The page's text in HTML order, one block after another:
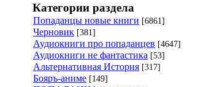
Категории раздела
Попаданцы новые книги [6861]
Черновик [381]
Аудиокниги про попаданцев [4647]
Аудиокниги не фантастика [53]
Альтернативная История [317]
Бояръ-аниме [149]